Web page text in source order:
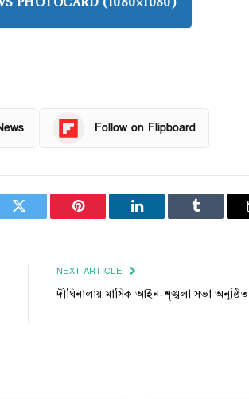
PHOTOCARD (1080×1080)
Follow on Flipboard
Twitter Pinterest LinkedIn Tumblr
NEXT ARTICLE
দীঘিনালায় মাসিক আইন-শৃঙ্খলা সভা অনুষ্ঠিত